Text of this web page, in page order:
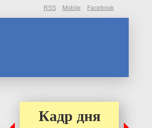
RSS Mobile Facebook
Кадр дня